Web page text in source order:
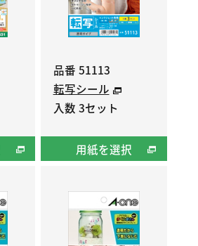
品番 51113
転写シール
入数 3セット
用紙を選択